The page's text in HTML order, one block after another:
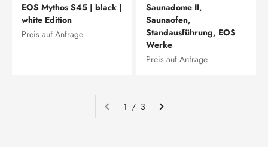
EOS Mythos S45 | black |
white Edition
Preis auf Anfrage
Saunadome II,
Saunaofen,
Standausführung, EOS
Werke
Preis auf Anfrage
1 / 3